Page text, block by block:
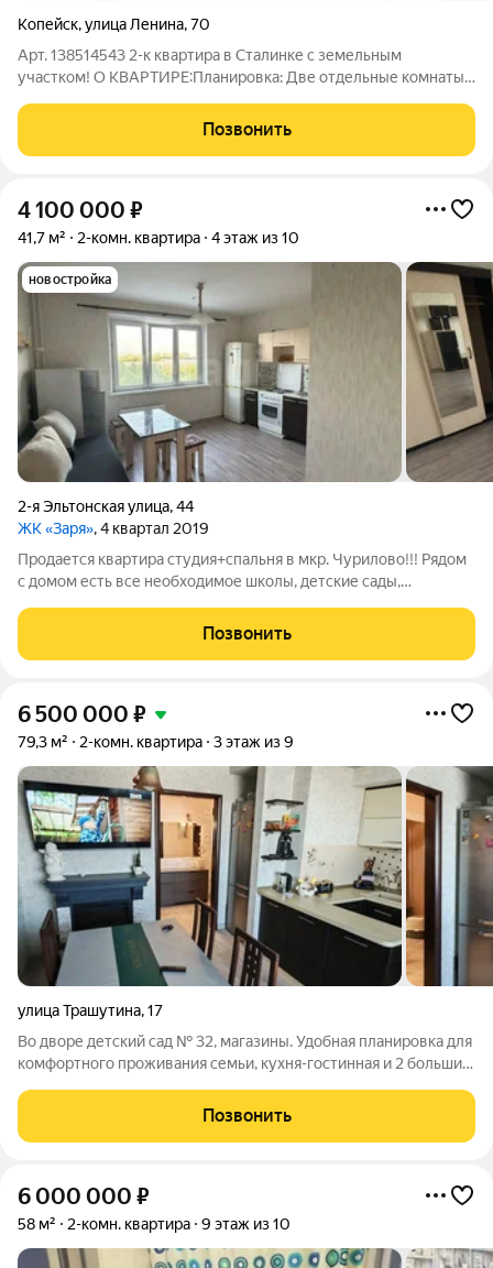
Копейск,улица Ленина,70
Арт. 138514543 2-к квартира в Сталинке с земельным
участком! О КВАРТИРЕ:Планировка: Две отдельные комнаты,
запад). В зале установлено сразу два окна, что дает больше
света. Тепло: Дом очень
Позвонить
4 100 000 ₽
41,7 м² 2-комн. квартира 4 этаж из 10
новостройка
2-я Эльтонская улица,44
ЖК «Заря», 4 квартал 2019
Продается квартира студия+спальня в мкр. Чурилово!!! Рядом
с домом есть все необходимое школы, детские сады,
Планировка квартиры студия+спальня, обе комнаты
просторные и большие, большой
Позвонить
6 500 000 ₽
79,3 м² 2-комн. квартира 3 этаж из 9
улица Трашутина,17
Во дворе детский сад № 32, магазины. Удобная планировка для
комфортного проживания семьи, кухня-гостинная и 2 больших
собственности более 5 лет, без залогов, без обременений.
Чистая продажа, без
Позвонить
6 000 000 ₽
58 м² 2-комн. квартира 9 этаж из 10